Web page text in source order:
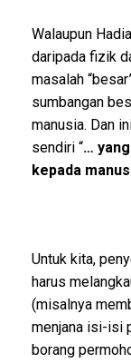
Walaupun
daripada fizik
masalah
sumbangan
manusia. Dan
sendiri “…
kepada
Untuk kita,
harus
(misalnya
menjana isi-isi
borang